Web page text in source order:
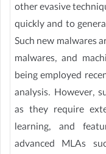
other evasive
quickly and to
Such new malwares
malwares, and
being employed
analysis. However,
as they require
learning, and
advanced MLAs